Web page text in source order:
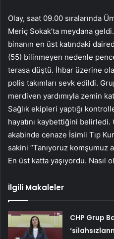
Olay, saat 09.00 sıralarında
Meriç Sokak’ta meydana
binanın en üst katındaki
(55) bilinmeyen nedenle
terasa düştü. İhbar üzerine
polis takımları sevk edildi.
merdiven yardımıyla zemin
Sağlık ekipleri yaptığı
hayatını kaybettiğini belirledi.
akabinde cenaze İsimli Tıp
sakini “Tanıyoruz komşumuz
En üst katta yaşıyordu. Nasıl
İlgili Makaleler
CHP Grup